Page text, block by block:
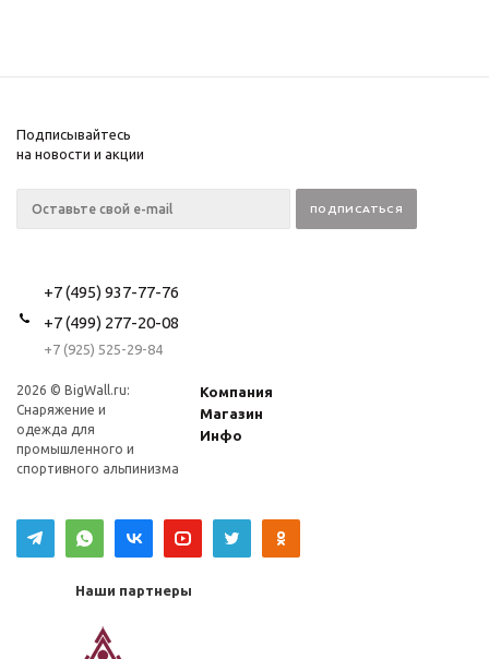
Подписывайтесь
на новости и акции
+7 (495) 937-77-76
+7 (499) 277-20-08
+7 (925) 525-29-84
2026 © BigWall.ru:
Снаряжение и
одежда для
промышленного и
спортивного альпинизма
Компания
Магазин
Инфо
Наши партнеры